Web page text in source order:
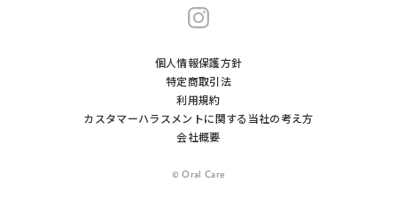
個人情報保護方針
特定商取引法
利用規約
カスタマーハラスメントに関する当社の考え⽅
会社概要
© Oral Care